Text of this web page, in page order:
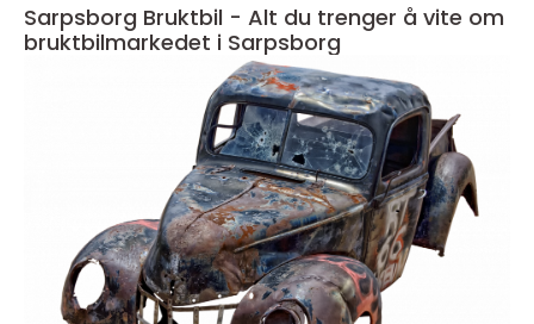
Sarpsborg Bruktbil - Alt du trenger å vite om
bruktbilmarkedet i Sarpsborg